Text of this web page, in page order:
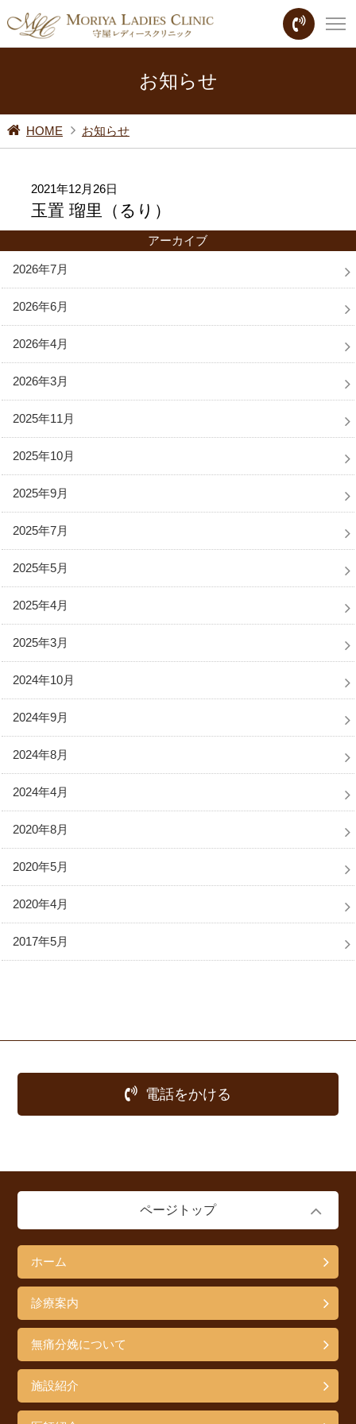
お知らせ
HOME お知らせ
2021年12月26日
玉置 瑠里（るり）
アーカイブ
2026年7月
2026年6月
2026年4月
2026年3月
2025年11月
2025年10月
2025年9月
2025年7月
2025年5月
2025年4月
2025年3月
2024年10月
2024年9月
2024年8月
2024年4月
2020年8月
2020年5月
2020年4月
2017年5月
電話をかける
ページトップ
ホーム
診療案内
無痛分娩について
施設紹介